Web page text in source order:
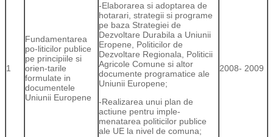
1
Fundamentarea
po-liticilor publice
pe principiile si
orien-tarile
formulate in
documentele
Uniunii Europene
-Elaborarea si adoptarea de
hotarari, strategii si programe
pe baza Strategiei de
Dezvoltare Durabila a Uniunii
Eropene, Politicilor de
Dezvoltare Regionala, Politicii
Agricole Comune si altor
documente programatice ale
Uniunii Europene;
-Realizarea unui plan de
actiune pentru imple-
menatarea politicilor publice
ale UE la nivel de comuna;
2008- 2009